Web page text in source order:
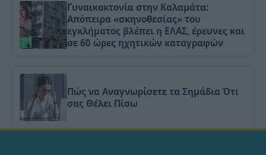
Γυναικοκτονία στην Καλαμάτα:
Απόπειρα «σκηνοθεσίας» του
εγκλήματος βλέπει η ΕΛΑΣ, έρευνες και
σε 60 ώρες ηχητικών καταγραφών
Πώς να Αναγνωρίσετε τα Σημάδια Ότι
σας Θέλει Πίσω